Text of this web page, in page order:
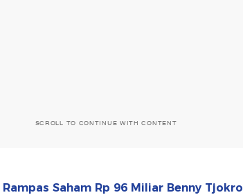
SCROLL TO CONTINUE WITH CONTENT
Saham Rp 96 Miliar Benny Tjokro